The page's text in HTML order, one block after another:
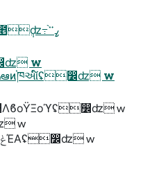
"*δΣωϥϦετݕఆʢ೥݄ʣ߹֨ߨ࠲